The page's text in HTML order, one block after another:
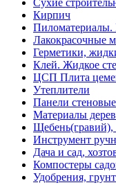
Сухие
Кирпич
Лакокрасочные
Герметики,
Клей. Жидкое
ЦСП Плита
Утеплители
Панели
Материалы
Инструмент
Дача и сад,
Компостеры
Удобрения,